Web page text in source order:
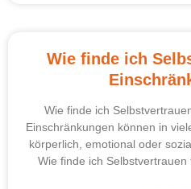
Wie finde ich
Wie finde ich
Einschränkungen können in
körperlich, emotional oder
Wie finde ich